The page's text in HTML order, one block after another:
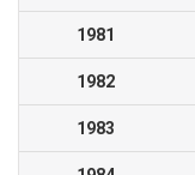
1981
1982
1983